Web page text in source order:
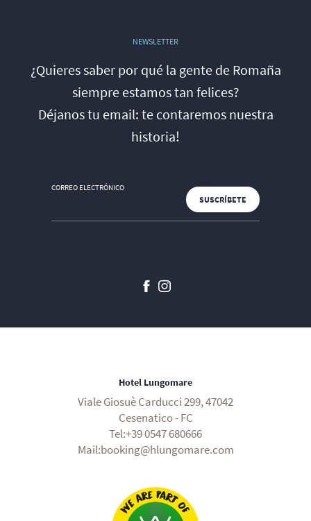
NEWSLETTER
¿Quieres saber por qué la gente de Romaña
siempre estamos tan felices?
Déjanos tu email: te contaremos nuestra
historia!
CORREO ELECTRÓNICO
Hotel Lungomare
Viale Giosuè Carducci 299, 47042
Cesenatico - FC
Tel:+39 0547 680666
Mail:booking@hlungomare.com